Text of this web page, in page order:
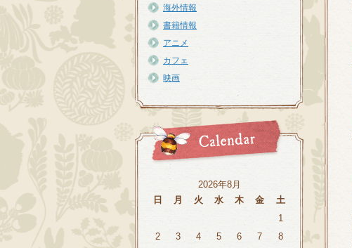
海外情報
書籍情報
アニメ
カフェ
映画
2026年8月
日
月 火 水 木 金
土
1
2
3 4 5 6 7 8